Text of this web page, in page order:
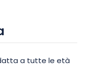
a tutte le età